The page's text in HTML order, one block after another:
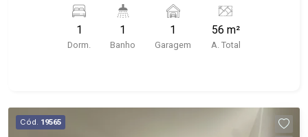
01 vaga coberta de garagem; - Sala dois
ambientes; - Ventilador de teto no imóvel; -
Varanda com fechamento em vidro; - Cozinha
Anhanguera e Riberled Materiais Elétricos
1
Dorm.
1
Banho
1
Garagem
56 m²
A. Total
Cód. 19565